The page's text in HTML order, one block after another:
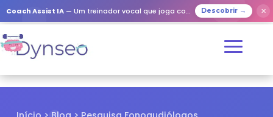
Coach Assist IA — Um treinador vocal que joga com os seus entes queridos Descobrir → ✕